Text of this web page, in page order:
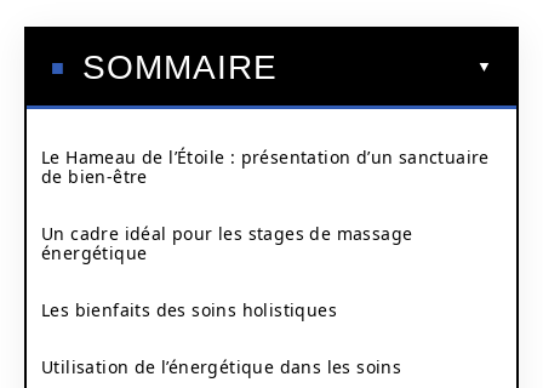
SOMMAIRE
Le Hameau de l’Étoile : présentation d’un sanctuaire
de bien-être
Un cadre idéal pour les stages de massage
énergétique
Les bienfaits des soins holistiques
Utilisation de l’énergétique dans les soins